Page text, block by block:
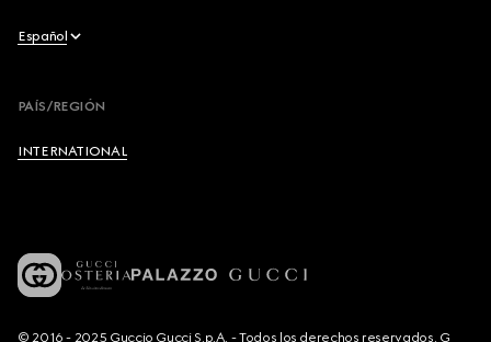
Español
Français
PAÍS/REGIÓN
INTERNATIONAL
© 2016 - 2025 Guccio Gucci S.p.A. - Todos los derechos reservados. G